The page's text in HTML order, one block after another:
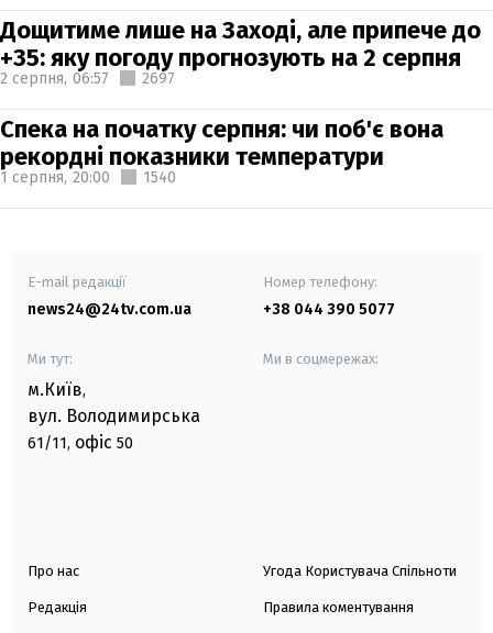
Дощитиме лише на Заході, але припече до
+35: яку погоду прогнозують на 2 серпня
2 серпня, 06:57 2697
Спека на початку серпня: чи поб'є вона
рекордні показники температури
1 серпня, 20:00 1540
E-mail редакції
news24@24tv.com.ua
Номер телефону:
+38 044 390 5077
Ми тут:
м.Київ,
вул. Володимирська
61/11, офіс 50
Ми в соцмережах:
Про нас
Редакція
Угода Користувача Спільноти
Правила коментування